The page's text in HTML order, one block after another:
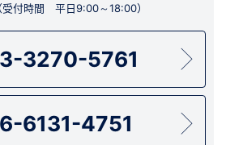
受付時間 平日9:00～18:00）
3270-5761
6131-4751